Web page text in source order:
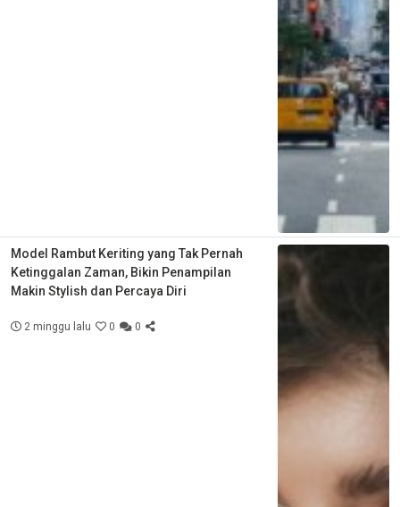
Model Rambut Keriting yang Tak Pernah
Ketinggalan Zaman, Bikin Penampilan
Makin Stylish dan Percaya Diri
2 minggu lalu 0 0